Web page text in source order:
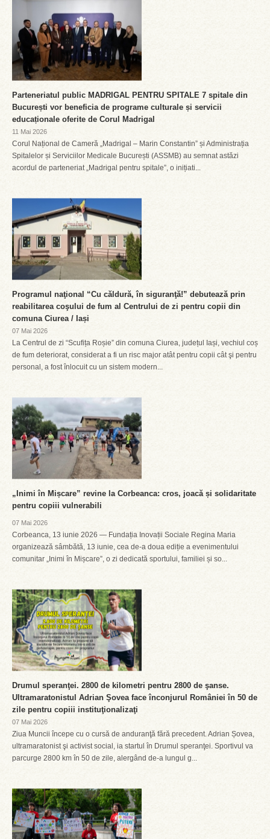
Parteneriatul public MADRIGAL PENTRU SPITALE 7 spitale din
București vor beneficia de programe culturale și servicii
educaționale oferite de Corul Madrigal
11 Mai 2026
Corul Național de Cameră „Madrigal – Marin Constantin” și Administrația
Spitalelor și Serviciilor Medicale București (ASSMB) au semnat astăzi
acordul de parteneriat „Madrigal pentru spitale”, o inițiati...
Programul naţional “Cu căldură, în siguranţă!” debutează prin
reabilitarea coşului de fum al Centrului de zi pentru copii din
comuna Ciurea / Iași
07 Mai 2026
La Centrul de zi “Scufița Roșie” din comuna Ciurea, județul Iași, vechiul coș
de fum deteriorat, considerat a fi un risc major atât pentru copii cât şi pentru
personal, a fost înlocuit cu un sistem modern...
„Inimi în Mișcare” revine la Corbeanca: cros, joacă și solidaritate
pentru copiii vulnerabili
07 Mai 2026
Corbeanca, 13 iunie 2026 — Fundația Inovații Sociale Regina Maria
organizează sâmbătă, 13 iunie, cea de-a doua ediție a evenimentului
comunitar „Inimi în Mișcare”, o zi dedicată sportului, familiei și so...
Drumul speranţei. 2800 de kilometri pentru 2800 de şanse.
Ultramaratonistul Adrian Şovea face înconjurul României în 50 de
zile pentru copiii instituţionalizaţi
07 Mai 2026
Ziua Muncii începe cu o cursă de anduranţă fără precedent. Adrian Șovea,
ultramaratonist şi activist social, ia startul în Drumul speranţei. Sportivul va
parcurge 2800 km în 50 de zile, alergând de-a lungul g...